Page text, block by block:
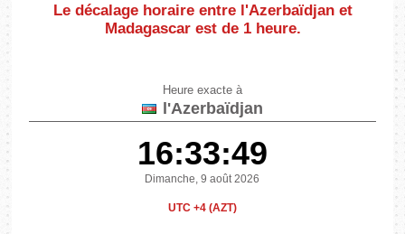
Le décalage horaire entre l'Azerbaïdjan et
Madagascar est de 1 heure.
Heure exacte à
l'Azerbaïdjan
16:33:49
Dimanche, 9 août 2026
UTC +4 (AZT)